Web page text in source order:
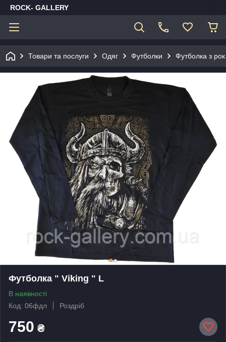
ROCK- GALLERY
Товари та послуги Одяг Футболки Футболка з
Футболка " Viking " L
В наявності
Код: 06фдл
Роздріб
750 ₴